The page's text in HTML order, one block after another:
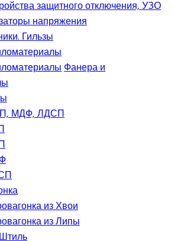
защитного отключения, УЗО
напряжения
Гильзы
Фанера и
МДФ, ЛДСП
из Хвои
из Липы